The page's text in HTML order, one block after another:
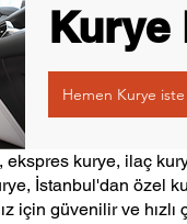
Kurye
Hemen Kurye iste
kurye, ilaç
İstanbul'dan özel
için güvenilir ve